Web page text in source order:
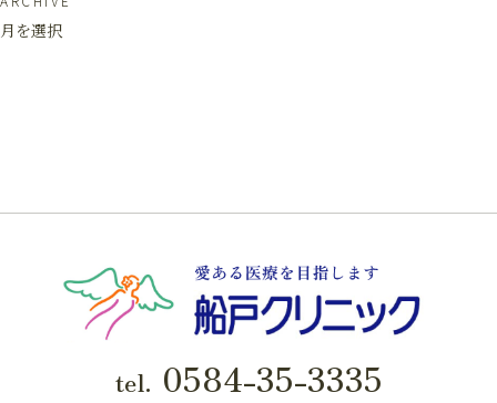
月を選択
tel. 0584-35-3335